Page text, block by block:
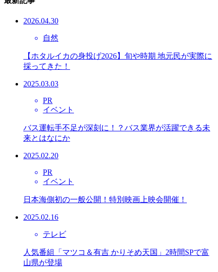
2026.04.30
自然
【ホタルイカの身投げ2026】旬や時期 地元民が実際に
採ってきた！
2025.03.03
PR
イベント
バス運転手不足が深刻に！？バス業界が活躍できる未
来とはなにか
2025.02.20
PR
イベント
日本海側初の一般公開！特別映画上映会開催！
2025.02.16
テレビ
人気番組「マツコ＆有吉 かりそめ天国」2時間SPで富
山県が登場